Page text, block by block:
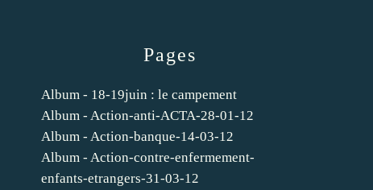
Pages
Album - 18-19juin : le campement
Album - Action-anti-ACTA-28-01-12
Album - Action-banque-14-03-12
Album - Action-contre-enfermement-
enfants-etrangers-31-03-12